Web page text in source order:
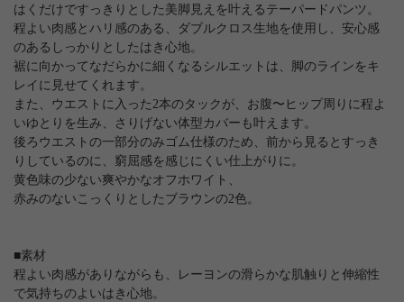
はくだけですっきりとした美脚見えを叶えるテーパードパンツ。
程よい肉感とハリ感のある、ダブルクロス生地を使用し、安心感
のあるしっかりとしたはき心地。
裾に向かってなだらかに細くなるシルエットは、脚のラインをキ
レイに見せてくれます。
また、ウエストに入った2本のタックが、お腹〜ヒップ周りに程よ
いゆとりを生み、さりげない体型カバーも叶えます。
後ろウエストの一部分のみゴム仕様のため、前から見るとすっき
りしているのに、窮屈感を感じにくい仕上がりに。
黄色味の少ない爽やかなオフホワイト、
赤みのないこっくりとしたブラウンの2色。
■素材
程よい肉感がありながらも、レーヨンの滑らかな肌触りと伸縮性
で気持ちのよいはき心地。